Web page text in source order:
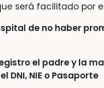
será facilitado por
de no haber
el padre y la
DNI, NIE o Pasaporte